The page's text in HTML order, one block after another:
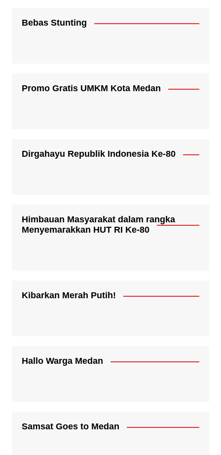
Bebas Stunting
Promo Gratis UMKM Kota Medan
Dirgahayu Republik Indonesia Ke-80
Himbauan Masyarakat dalam rangka
Menyemarakkan HUT RI Ke-80
Kibarkan Merah Putih!
Hallo Warga Medan
Samsat Goes to Medan